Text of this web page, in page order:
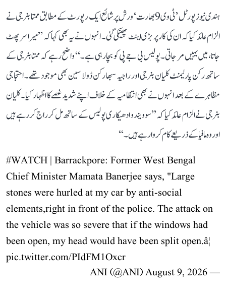
ہندی نیوز پورٹل ’ٹی وی 9 بھارت‘ ورش پر شائع ایک رپورٹ کے مطابق ممتا بنرجی نے
الزام عائد کیا کہ ان کی کار پر بڑی اینٹ پھینکی گئی۔ انہوں نے یہ بھی کہا کہ ’’میرا سر پھٹ
جاتا، میں یہیں مر جاتی۔ پولیس بی جے پی کو بچا رہی ہے۔‘‘ واضح رہے کہ ممتا بنرجی کے
ساتھ رکن پارلیمنٹ کلیان بنرجی اور راجیہ سبھا رکن ڈولا سین بھی موجود تھے۔ احتجاجی
مظاہرے کے بعد انہوں نے بھی انتظامیہ کے خلاف اپنے شدید غصے کا اظہار کیا۔ کلیان
بنرجی نے الزام عائد کیا کہ ’’سوویندو ادھیکاری پولیس کے ساتھ مل کر راج کر رہے ہیں
اور وہ مافیا کے ذریعے کام کروا رہے ہیں۔‘‘
#WATCH | Barrackpore: Former West Bengal
Chief Minister Mamata Banerjee says, "Large
stones were hurled at my car by anti-social
elements,right in front of the police. The attack on
the vehicle was so severe that if the windows had
been open, my head would have been split open.â¦
pic.twitter.com/PIdFM1Oxcr
— ANI (@ANI)
August 9, 2026